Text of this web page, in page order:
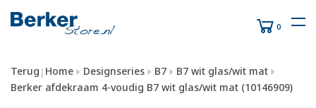
0
Terug | Home Designseries B7
B7 wit glas/wit mat
Berker afdekraam 4-voudig B7 wit glas/wit mat (10146909)